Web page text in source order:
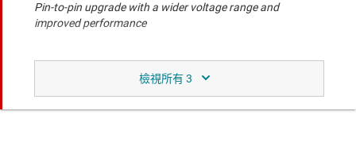
Pin-to-pin upgrade with a wider voltage range and
improved performance
功能相似於所比較的產品。